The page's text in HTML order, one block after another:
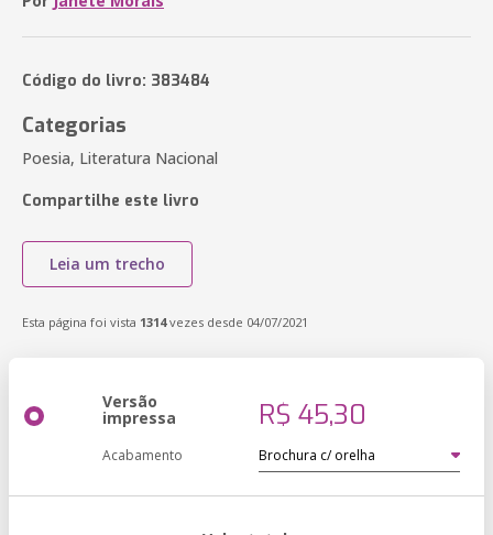
Código do livro: 383484
Categorias
Poesia, Literatura Nacional
Compartilhe este livro
Leia um trecho
Esta página foi vista 1314vezes desde 04/07/2021
Versão
impressa R$ 45,30
Acabamento